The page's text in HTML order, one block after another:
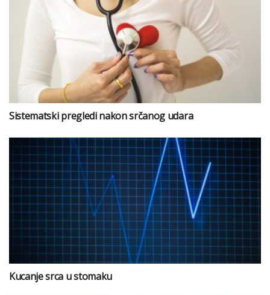
Sistematski pregledi nakon srčanog udara
Kucanje srca u stomaku